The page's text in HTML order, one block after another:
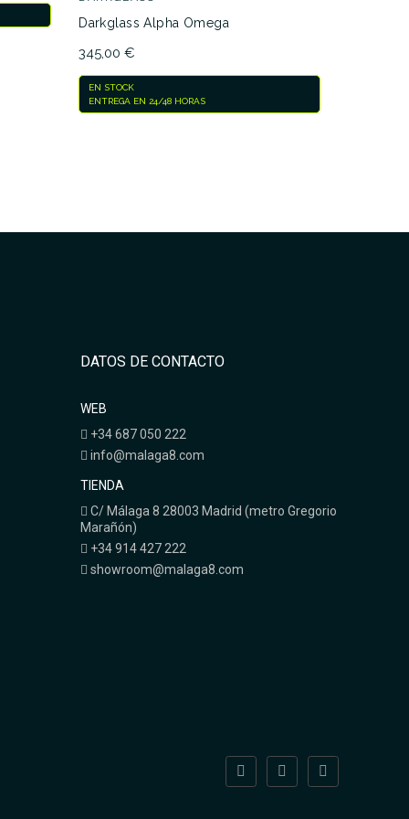
Darkglass Alpha Omega
345,00 €
EN STOCK
ENTREGA EN 24/48 HORAS
DATOS DE CONTACTO
WEB
+34 687 050 222
info@malaga8.com
TIENDA
C/ Málaga 8 28003 Madrid (metro Gregorio
Marañón)
+34 914 427 222
showroom@malaga8.com